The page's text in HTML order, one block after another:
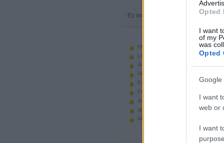
Opted
I want
of my
was
Opted
Google
I want
web or
I want
Ez megy
Hiányzó elemek beszerzése
Legoland Németország 2010
A kastélyok képes története
Használt legót piacról
Feltörjük a legó ugart
Fehérítsd ki!
Az Indiana Jones készletek
apró. hirdetés.
Akciók, újdonságok a polcon,